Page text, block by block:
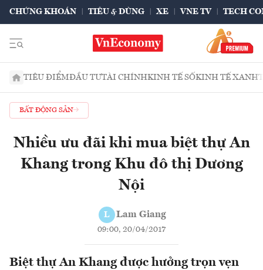
CHỨNG KHOÁN TIÊU & DÙNG XE VNE TV TECH
TIÊU ĐIỂMĐẦU TƯTÀI CHÍNHKINH TẾ SỐKINH TẾ XANH
BẤT ĐỘNG SẢN
Nhiều ưu đãi khi mua biệt thự An
Khang trong Khu đô thị Dương
Nội
L Lam Giang
09:00, 20/04/2017
Biệt thự An Khang được hưởng trọn vẹn